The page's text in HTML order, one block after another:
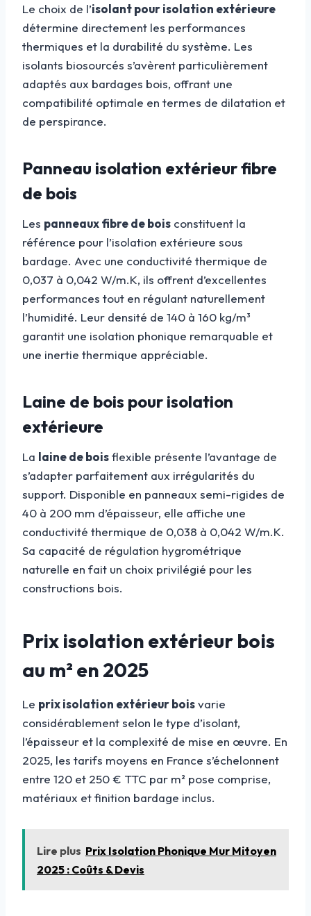
Le choix de l’isolant pour isolation extérieure
détermine directement les performances
thermiques et la durabilité du système. Les
isolants biosourcés s’avèrent particulièrement
adaptés aux bardages bois, offrant une
compatibilité optimale en termes de dilatation et
de perspirance.
Panneau isolation extérieur fibre
de bois
Les panneaux fibre de bois constituent la
référence pour l’isolation extérieure sous
bardage. Avec une conductivité thermique de
0,037 à 0,042 W/m.K, ils offrent d’excellentes
performances tout en régulant naturellement
l’humidité. Leur densité de 140 à 160 kg/m³
garantit une isolation phonique remarquable et
une inertie thermique appréciable.
Laine de bois pour isolation
extérieure
La laine de boisflexible présente l’avantage de
s’adapter parfaitement aux irrégularités du
support. Disponible en panneaux semi-rigides de
40 à 200 mm d’épaisseur, elle affiche une
conductivité thermique de 0,038 à 0,042 W/m.K.
Sa capacité de régulation hygrométrique
naturelle en fait un choix privilégié pour les
constructions bois.
Prix isolation extérieur bois
au m² en 2025
Le prix isolation extérieur boisvarie
considérablement selon le type d’isolant,
l’épaisseur et la complexité de mise en œuvre. En
2025, les tarifs moyens en France s’échelonnent
entre 120 et 250 € TTC par m² pose comprise,
matériaux et finition bardage inclus.
Lire plus Prix Isolation Phonique Mur Mitoyen
2025 : Coûts & Devis